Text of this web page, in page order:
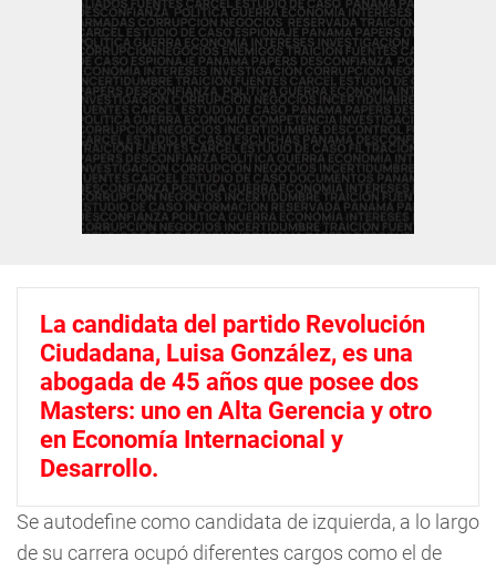
La candidata del partido Revolución
Ciudadana, Luisa González, es una
abogada de 45 años que posee dos
Masters: uno en Alta Gerencia y otro
en Economía Internacional y
Desarrollo.
Se autodefine como candidata de izquierda, a lo largo
de su carrera ocupó diferentes cargos como el de